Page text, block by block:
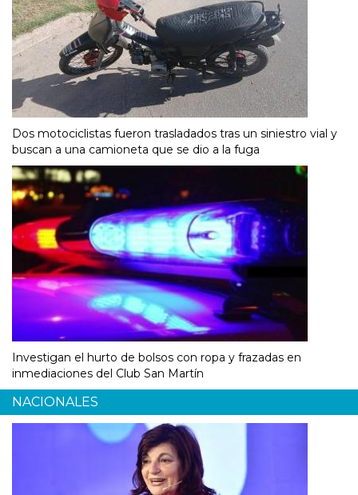
Dos motociclistas fueron trasladados tras un siniestro vial y
buscan a una camioneta que se dio a la fuga
Investigan el hurto de bolsos con ropa y frazadas en
inmediaciones del Club San Martín
NACIONALES